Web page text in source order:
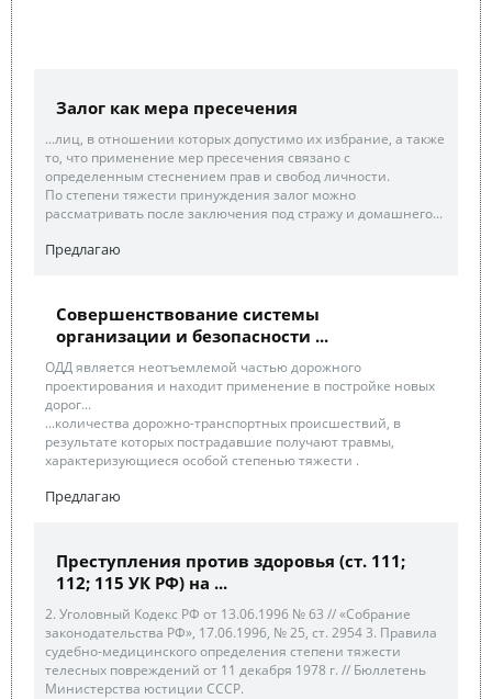
Залог как мера пресечения
...лиц, в отношении которых допустимо их избрание, а также
то, что применение мер пресечения связано с
определенным стеснением прав и свобод личности.
По степени тяжести принуждения залог можно
рассматривать после заключения под стражу и домашнего...
Предлагаю
Совершенствование системы
организации и безопасности ...
ОДД является неотъемлемой частью дорожного
проектирования и находит применение в постройке новых
дорог...
...количества дорожно-транспортных происшествий, в
результате которых пострадавшие получают травмы,
характеризующиеся особой степенью тяжести .
Предлагаю
Преступления против здоровья (ст. 111;
112; 115 УК РФ) на ...
2. Уголовный Кодекс РФ от 13.06.1996 № 63 // «Собрание
законодательства РФ», 17.06.1996, № 25, ст. 2954 3. Правила
судебно-медицинского определения степени тяжести
телесных повреждений от 11 декабря 1978 г. // Бюллетень
Министерства юстиции СССР.